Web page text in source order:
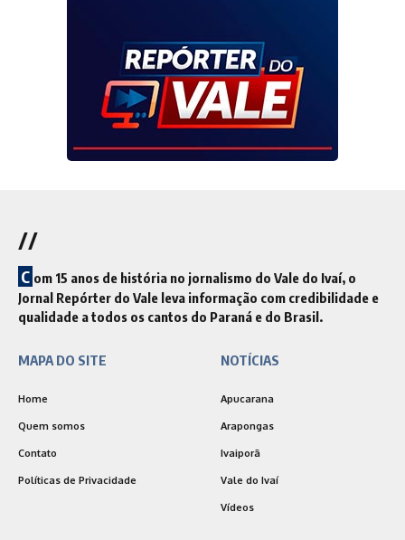
//
C om 15 anos de história no jornalismo do Vale do Ivaí, o
Jornal Repórter do Vale leva informação com credibilidade e
qualidade a todos os cantos do Paraná e do Brasil.
MAPA DO SITE
Home
Quem somos
Contato
Políticas de Privacidade
NOTÍCIAS
Apucarana
Arapongas
Ivaiporã
Vale do Ivaí
Vídeos